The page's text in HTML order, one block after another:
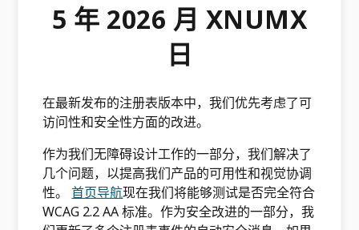
5 年 2026 月 XNUMX
日
在最新发布的注册表版本中，我们优先考虑了可
访问性和安全性方面的改进。
作为我们无障碍设计工作的一部分，我们解决了
几个问题，以提高我们产品的可用性和视觉协调
性。首页导航现在我们将能够测试是否完全符合
WCAG 2.2 AA 标准。作为安全改进的一部分，我